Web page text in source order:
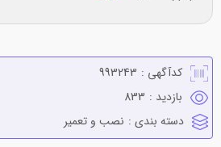
کدآگهی : 993243
بازدید : 833
دسته بندی : نصب و تعمير